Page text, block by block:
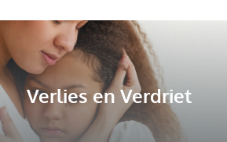
Verlies en Verdriet